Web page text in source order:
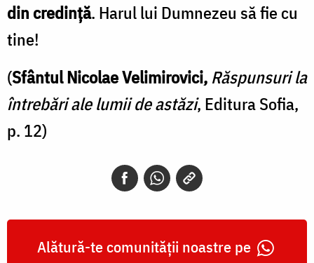
din credinţă. Harul lui Dumnezeu să fie cu
tine!
(Sfântul Nicolae Velimirovici, Răspunsuri la
întrebări ale lumii de astăzi, Editura Sofia,
p. 12)
Alătură-te comunității noastre pe